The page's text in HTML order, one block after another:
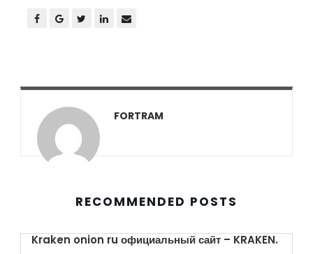
FORTRAM
RECOMMENDED POSTS
Kraken onion ru официальный сайт – KRAKEN.